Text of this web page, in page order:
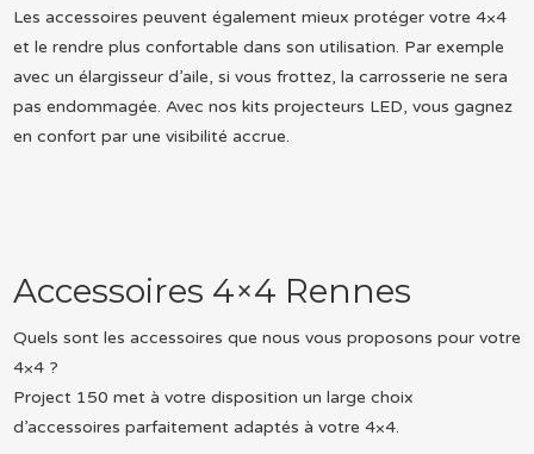
Les accessoires peuvent également mieux protéger votre 4×4
et le rendre plus confortable dans son utilisation. Par exemple
avec un élargisseur d’aile, si vous frottez, la carrosserie ne sera
pas endommagée. Avec nos kits projecteurs LED, vous gagnez
en confort par une visibilité accrue.
Accessoires 4×4 Rennes
Quels sont les accessoires que nous vous proposons pour votre
4×4 ?
Project 150 met à votre disposition un large choix
d’accessoires parfaitement adaptés à votre 4×4.